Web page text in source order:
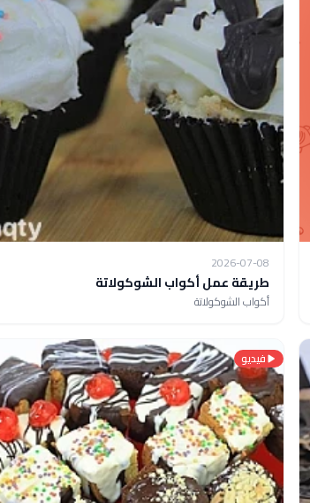
2026-07-08
طريقة عمل أكواب الشوكولاتة
أكواب الشوكولاتة
فيديو